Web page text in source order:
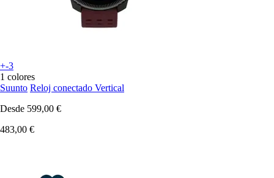
+-3
1 colores
Suunto Reloj conectado Vertical
Desde 599,00 €
483,00 €